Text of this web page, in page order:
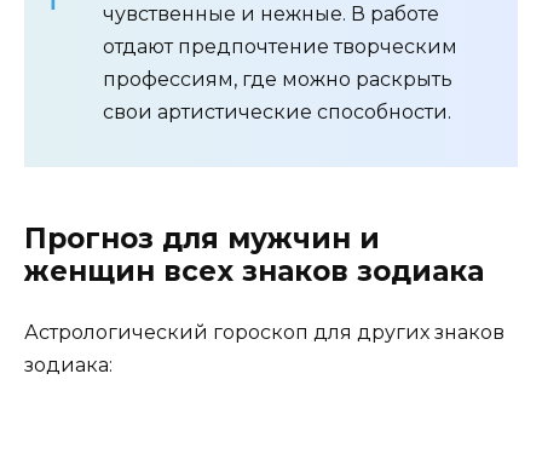
чувственные и нежные. В работе
отдают предпочтение творческим
профессиям, где можно раскрыть
свои артистические способности.
Прогноз для мужчин и
женщин всех знаков зодиака
Астрологический гороскоп для других знаков
зодиака: